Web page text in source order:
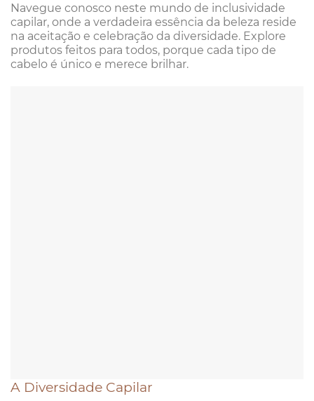
Navegue conosco neste mundo de inclusividade
capilar, onde a verdadeira essência da beleza reside
na aceitação e celebração da diversidade. Explore
produtos feitos para todos, porque cada tipo de
cabelo é único e merece brilhar.
A Diversidade Capilar